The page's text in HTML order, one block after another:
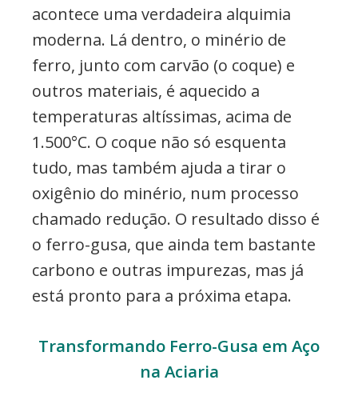
acontece uma verdadeira alquimia
moderna. Lá dentro, o minério de
ferro, junto com carvão (o coque) e
outros materiais, é aquecido a
temperaturas altíssimas, acima de
1.500°C. O coque não só esquenta
tudo, mas também ajuda a tirar o
oxigênio do minério, num processo
chamado redução. O resultado disso é
o ferro-gusa, que ainda tem bastante
carbono e outras impurezas, mas já
está pronto para a próxima etapa.
Transformando Ferro-Gusa em Aço
na Aciaria